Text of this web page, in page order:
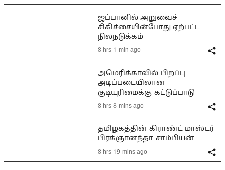
ஜப்பானில் அறுவைச்
சிகிச்சையின்போது ஏற்பட்ட
நிலநடுக்கம்
8 hrs 1 min ago
அமெரிக்காவில் பிறப்பு
அடிப்படையிலான
குடியுரிமைக்கு கட்டுப்பாடு
8 hrs 8 mins ago
தமிழகத்தின் கிராண்ட் மாஸ்டர்
பிரக்ஞானந்தா சாம்பியன்
8 hrs 19 mins ago